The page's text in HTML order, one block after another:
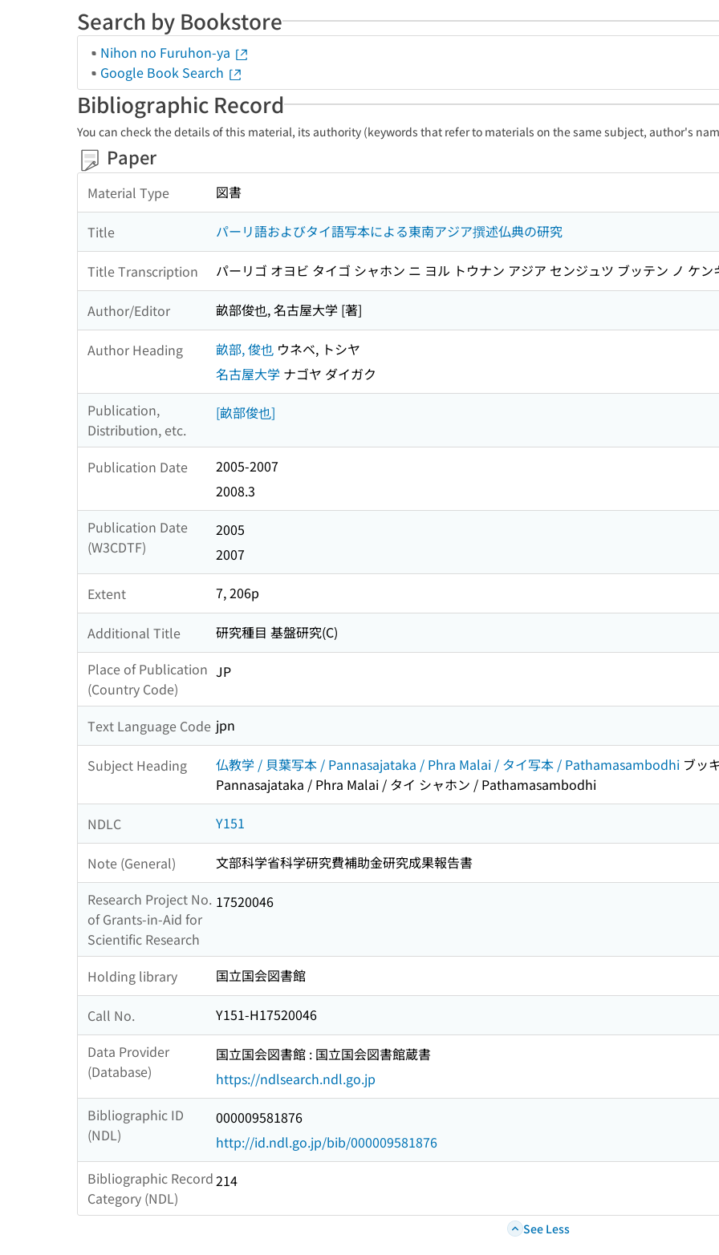
Search by Bookstore
Nihon no Furuhon-ya
Google Book Search
Bibliographic Record
You can check the details of this material, its authority (keywords that refer to materials on the same subject, author's
Paper
Material Type 図書
Title パーリ語およびタイ語写本による東南アジア撰述仏典の研究
Title Transcription パーリゴ オヨビ タイゴ シャホン ニ ヨル トウナン アジア センジュツ ブッテン ノ ケン
Author/Editor 畝部俊也, 名古屋大学 [著]
Author Heading 畝部, 俊也 ウネベ, トシヤ
名古屋大学 ナゴヤ ダイガク
Publication,
Distribution, etc.
[畝部俊也]
Publication Date
2005-2007
2008.3
Publication Date
(W3CDTF)
2005
2007
Extent 7, 206p
Additional Title
研究種目 基盤研究(C)
Place of Publication
(Country Code)
JP
Text Language Code jpn
Subject Heading 仏教学 / 貝葉写本 / Pannasajataka / Phra Malai / タイ写本 / Pathamasambodhi ブッ
Pannasajataka / Phra Malai / タイ シャホン / Pathamasambodhi
NDLC Y151
Note (General)
文部科学省科学研究費補助金研究成果報告書
Research Project No.
of Grants-in-Aid for
Scientific Research
17520046
Holding library 国立国会図書館
Call No.
Y151-H17520046
Data Provider
(Database)
国立国会図書館 : 国立国会図書館蔵書
https://ndlsearch.ndl.go.jp
Bibliographic ID
(NDL)
000009581876
http://id.ndl.go.jp/bib/000009581876
Bibliographic Record
Category (NDL)
214
See Less